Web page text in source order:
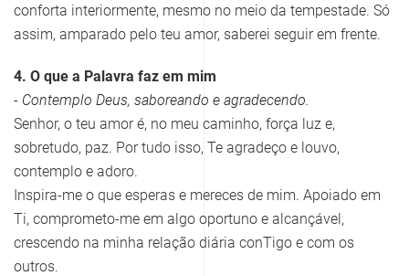
conforta interiormente, mesmo no meio da tempestade. Só
assim, amparado pelo teu amor, saberei seguir em frente.
4. O que a Palavra faz em mim
- Contemplo Deus, saboreando e agradecendo.
Senhor, o teu amor é, no meu caminho, força luz e,
sobretudo, paz. Por tudo isso, Te agradeço e louvo,
contemplo e adoro.
Inspira-me o que esperas e mereces de mim. Apoiado em
Ti, comprometo-me em algo oportuno e alcançável,
crescendo na minha relação diária conTigo e com os
outros.